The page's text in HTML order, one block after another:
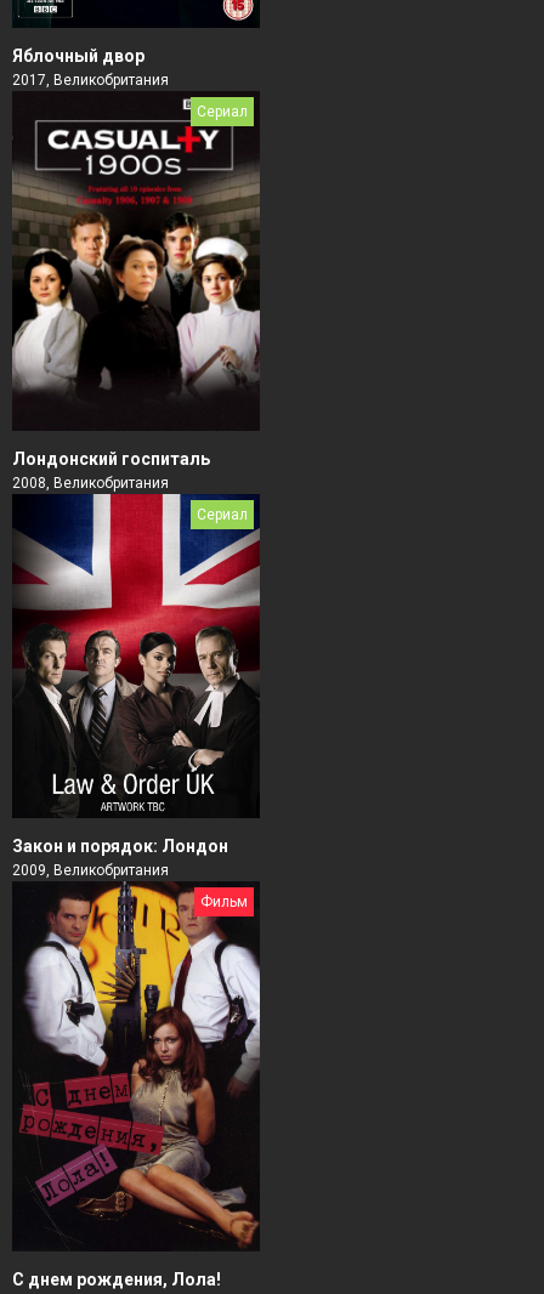
Яблочный двор
2017, Великобритания
Сериал
Лондонский госпиталь
2008, Великобритания
Сериал
Закон и порядок: Лондон
2009, Великобритания
Фильм
С днем рождения, Лола!